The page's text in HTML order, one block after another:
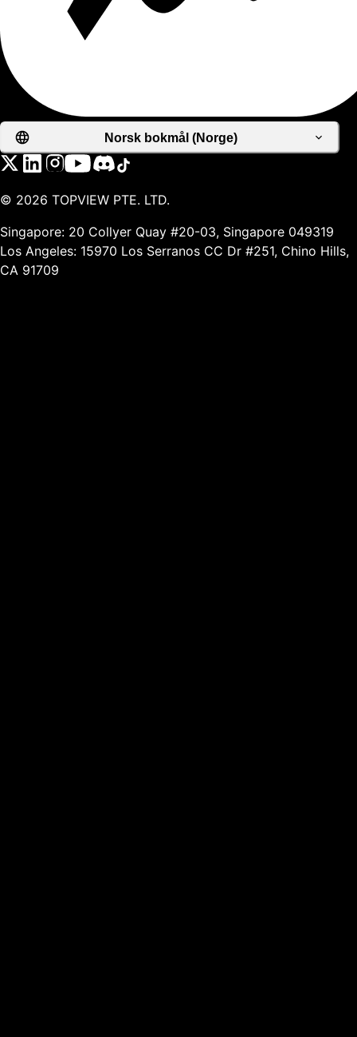
Norsk bokmål (Norge)
© 2026 TOPVIEW PTE. LTD.
Singapore: 20 Collyer Quay #20-03, Singapore 049319
Los Angeles: 15970 Los Serranos CC Dr #251, Chino Hills,
CA 91709